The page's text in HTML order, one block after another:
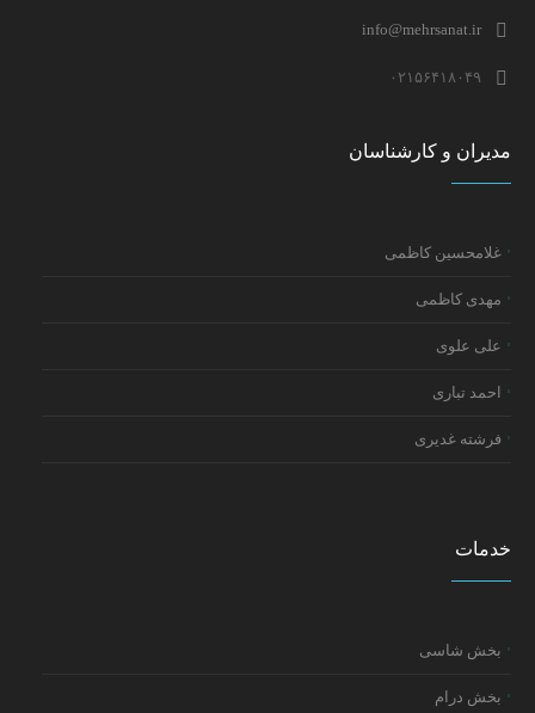
info@mehrsanat.ir
۰۲۱۵۶۴۱۸۰۴۹
مدیران و کارشناسان
غلامحسین کاظمی
مهدی کاظمی
علی علوی
احمد تباری
فرشته غدیری
خدمات
بخش شاسی
بخش درام